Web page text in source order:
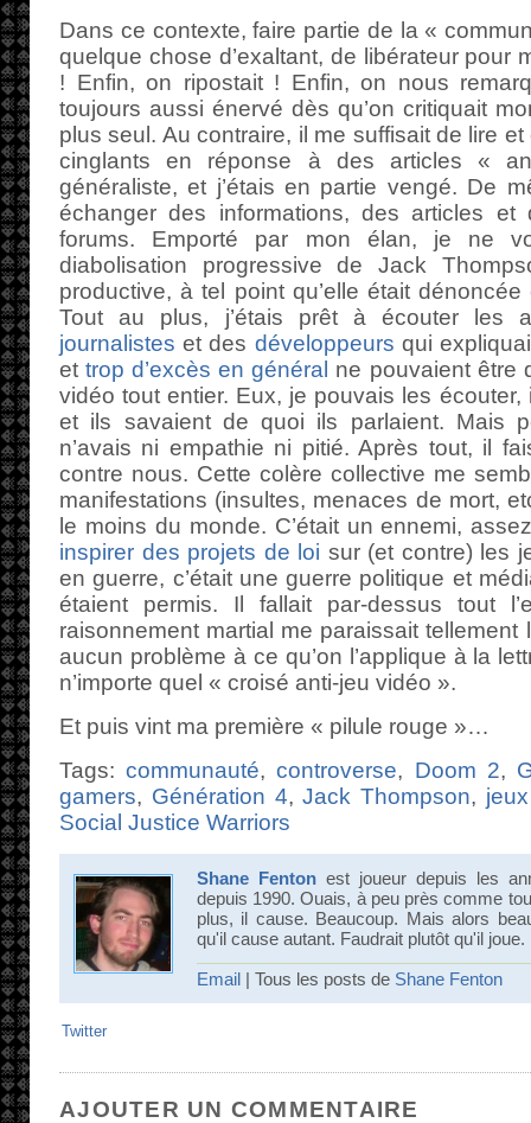
Dans ce contexte, faire partie de la «
quelque chose d’exaltant, de libérateur pour
! Enfin, on ripostait ! Enfin, on nous
toujours aussi énervé dès qu’on critiquait
plus seul. Au contraire, il me suffisait de lire
cinglants en réponse à des articles «
généraliste, et j’étais en partie vengé. De
échanger des informations, des articles et
forums. Emporté par mon élan, je ne
diabolisation progressive de Jack
productive, à tel point qu’elle était dénoncée
Tout au plus, j’étais prêt à écouter les
journalistes et des développeurs qui
ettrop d’excès en général ne pouvaient être
vidéo tout entier. Eux, je pouvais les
et ils savaient de quoi ils parlaient. Mais
n’avais ni empathie ni pitié. Après tout, il
contre nous. Cette colère collective me
manifestations (insultes, menaces de mort,
le moins du monde. C’était un ennemi,
inspirer des projets de loi sur (et contre) les
en guerre, c’était une guerre politique et
étaient permis. Il fallait par-dessus tout
raisonnement martial me paraissait
aucun problème à ce qu’on l’applique à la
n’importe quel « croisé anti-jeu vidéo ».
Et puis vint ma première « pilule rouge »…
Tags:communauté,controverse, Doom 2,
gamers, Génération 4,Jack Thompson,
Social Justice Warriors
Shane Fenton est joueur depuis les
depuis 1990. Ouais, à peu près comme
plus, il cause. Beaucoup. Mais alors
qu'il cause autant. Faudrait plutôt qu'il joue.
Email | Tous les posts de Shane Fenton
Twitter
AJOUTER UN COMMENTAIRE